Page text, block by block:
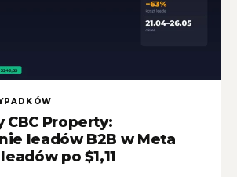
CBC Property:
leadów B2B w Meta
po $1,11